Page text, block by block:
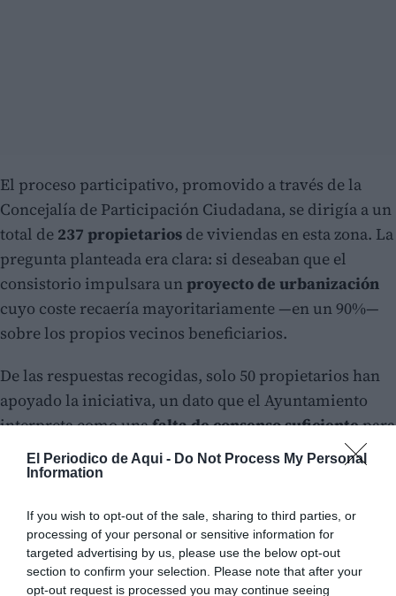
El Periodico de Aqui - Do Not Process My Personal
Information
If you wish to opt-out of the sale, sharing to third parties, or
processing of your personal or sensitive information for
targeted advertising by us, please use the below opt-out
section to confirm your selection. Please note that after your
opt-out request is processed you may continue seeing
El proceso participativo, promovido a través de la
Concejalía de Participación Ciudadana, se dirigía a un
total de 237 propietarios de viviendas en esta zona. La
pregunta planteada era clara: si deseaban que el
consistorio impulsara unproyecto de urbanización
cuyo coste recaería mayoritariamente —en un 90%—
sobre los propios vecinos beneficiarios.
De las respuestas recogidas, solo 50 propietarios han
apoyado la iniciativa, un dato que el Ayuntamiento
interpreta como unafalta de consenso suficientepara
abordar la actuación en el corto plazo.